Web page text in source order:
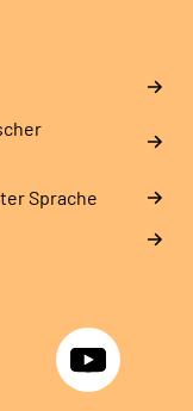
Sprache
YouTube